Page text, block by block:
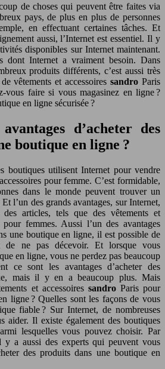
de choses qui peuvent être faites via
pays, de plus en plus de personnes
en effectuant certaines tâches. Et
aussi, l’Internet est essentiel. Il y
disponibles sur Internet maintenant.
dont Internet a vraiment besoin. Dans
produits différents, c’est aussi très
vêtements et accessoiressandro Paris
vous faire si vous magasinez en ligne ?
en ligne sécurisée ?
d’acheter des
boutique en ligne ?
boutiques utilisent Internet pour vendre
pour femme. C’est formidable,
dans le monde peuvent trouver un
l’un des grands avantages, sur Internet,
des articles, tels que des vêtements et
pour femmes. Aussi l’un des avantages
une boutique en ligne, il est possible de
ne pas décevoir. Et lorsque vous
en ligne, vous ne perdez pas beaucoup
ce sont les avantages d’acheter des
mais il y en a beaucoup plus. Mais
et accessoires sandroParis pour
ligne ? Quelles sont les façons de vous
fiable ? Sur Internet, de nombreuses
aider. Il existe également des boutiques
lesquelles vous pouvez choisir. Par
y a aussi des experts qui peuvent vous
des produits dans une boutique en